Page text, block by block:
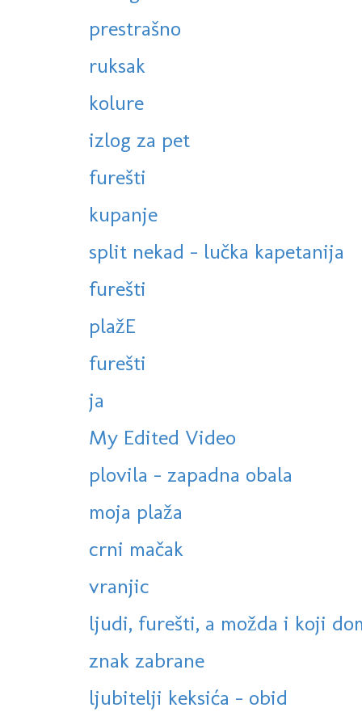
prestrašno
ruksak
kolure
izlog za pet
furešti
kupanje
split nekad - lučka kapetanija
furešti
plažE
furešti
ja
My Edited Video
plovila - zapadna obala
moja plaža
crni mačak
vranjic
ljudi, furešti, a možda i koji
znak zabrane
ljubitelji keksića - obid